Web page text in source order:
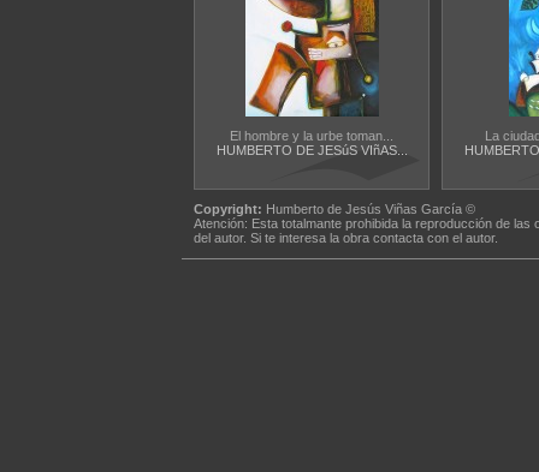
El hombre y la urbe toman...
HUMBERTO DE JESúS VIñAS...
La
Copyright: Humberto de Jesús Viñas García ©
Atención: Esta totalmante prohibida la reproducción de
del autor. Si te interesa la obra contacta con el autor.